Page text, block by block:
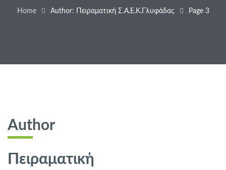
Home Author: Πειραματική Σ.Α.Ε.Κ.Γλυφάδας Page 3
Author
Πειραματική